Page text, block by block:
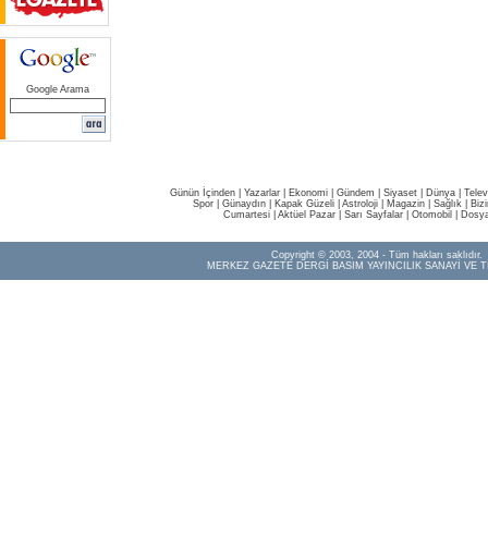
Google Arama
Günün İçinden Yazarlar Ekonomi Gündem Siyaset Dünya |
Spor
Günaydın Kapak Güzeli Astroloji Magazin Sağlık
Cumartesi| Aktüel Pazar| Sarı Sayfalar| Otomobil
Copyright © 2003, 2004 - Tüm hakları saklıdır.
MERKEZ GAZETE DERGİ BASIM YAYINCILIK SANAYİ VE